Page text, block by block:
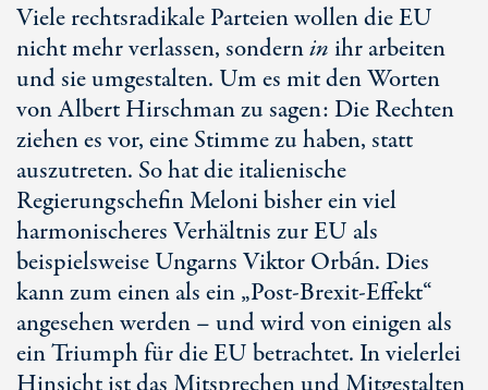
Viele rechtsradikale Parteien wollen die EU
nicht mehr verlassen, sonderninihr arbeiten
und sie umgestalten. Um es mit den Worten
von Albert Hirschman zu sagen: Die Rechten
ziehen es vor, eine Stimme zu haben, statt
auszutreten. So hat die italienische
Regierungschefin Meloni bisher ein viel
harmonischeres Verhältnis zur EU als
beispielsweise Ungarns Viktor Orbán. Dies
kann zum einen als ein „Post-Brexit-Effekt“
angesehen werden – und wird von einigen als
ein Triumph für die EU betrachtet. In vielerlei